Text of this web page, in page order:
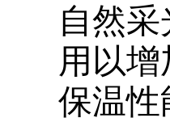
自然
用以
保温性